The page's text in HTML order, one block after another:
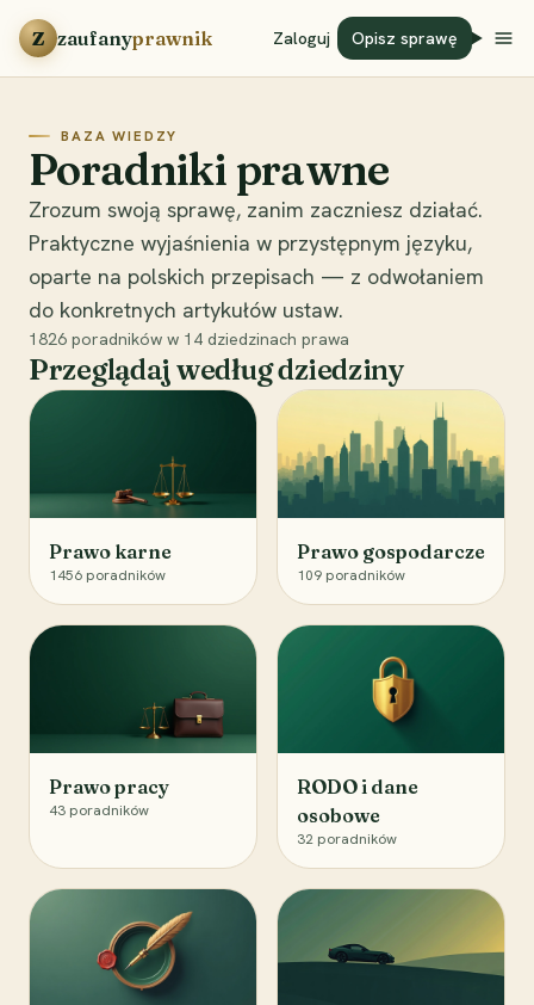
Przejdź do treści
Z zaufanyprawnik Zaloguj Opisz sprawę
BAZA WIEDZY
Poradniki prawne
Zrozum swoją sprawę, zanim zaczniesz działać.
Praktyczne wyjaśnienia w przystępnym języku,
oparte na polskich przepisach — z odwołaniem
do konkretnych artykułów ustaw.
1826 poradników w 14 dziedzinach prawa
Przeglądaj według dziedziny
Prawo karne
1456 poradników
Prawo gospodarcze
109 poradników
Prawo pracy
43 poradników
RODO i dane
osobowe
32 poradników